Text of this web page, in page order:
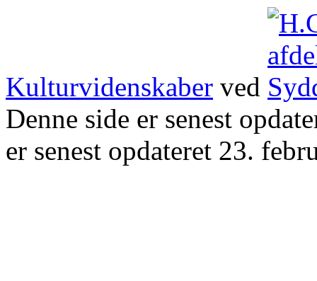
Kulturvidenskaber ved
Denne side er senest
er senest opdateret 23.